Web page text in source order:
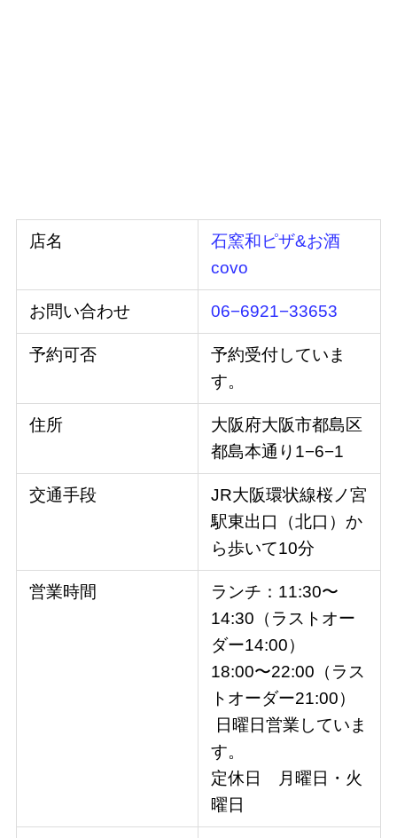
店名
石窯和ピザ&お酒
covo
お問い合わせ 06−6921−33653
予約可否
予約受付していま
す。
住所
大阪府大阪市都島区
都島本通り1−6−1
交通手段
JR大阪環状線桜ノ宮
駅東出口（北口）か
ら歩いて10分
営業時間
ランチ：11:30〜
14:30（ラストオー
ダー14:00）
18:00〜22:00（ラス
トオーダー21:00）
日曜日営業していま
す。
定休日 月曜日・火
曜日